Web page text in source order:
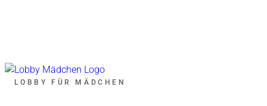
LOBBY FÜR MÄDCHEN